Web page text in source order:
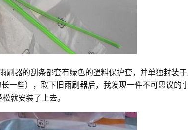
器的刮条都套有绿色的塑料保护套，并单独封装
一些），取下旧雨刷器后，我发现一件不可思议
就安装了上去。